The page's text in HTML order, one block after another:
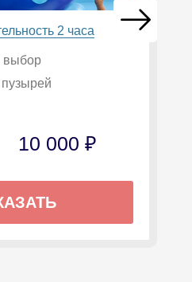
2 часа
выбор
10 000 ₽